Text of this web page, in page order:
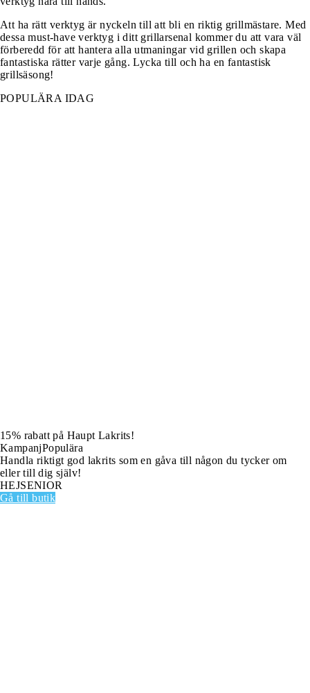
Att ha rätt verktyg är nyckeln till att bli en riktig grillmästare. Med
dessa must-have verktyg i ditt grillarsenal kommer du att vara väl
förberedd för att hantera alla utmaningar vid grillen och skapa
fantastiska rätter varje gång. Lycka till och ha en fantastisk
grillsäsong!
POPULÄRA IDAG
15% rabatt på Haupt Lakrits!
KampanjPopulära
Handla riktigt god lakrits som en gåva till någon du tycker om
eller till dig själv!
HEJSENIOR
Gå till butik